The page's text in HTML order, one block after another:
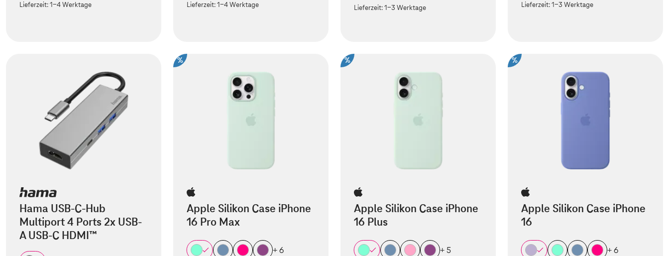
Lieferzeit:1-4 Werktage Lieferzeit:1-4 Werktage Lieferzeit:1-3 Werktage Lieferzeit:1-3 Werktage
Hama USB-C-Hub
Multiport 4 Ports 2x USB-
A USB-C HDMI™
%
Apple Silikon Case iPhone
16 Pro Max
+ 6
%
Apple Silikon Case iPhone
16 Plus
+ 5
%
Apple Silikon Case iPhone
16
+ 6